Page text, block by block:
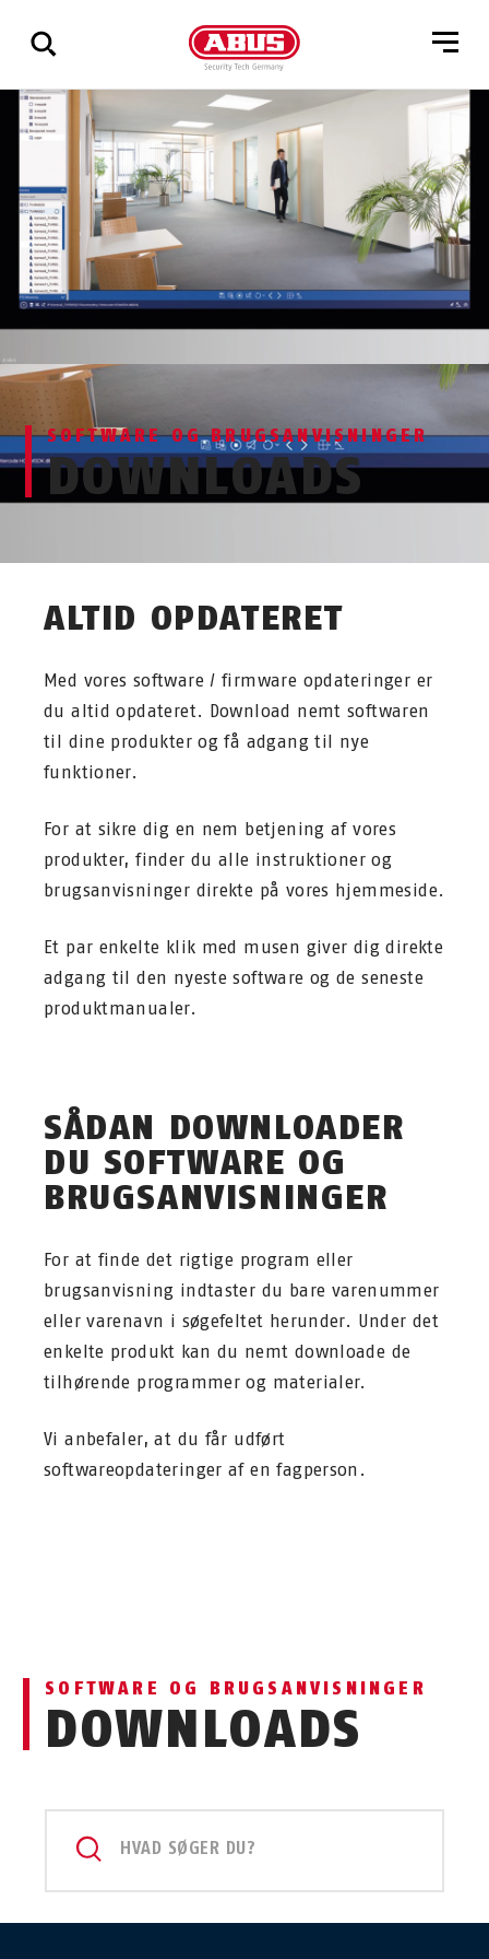
Vis
resultater
SOFTWARE OG BRUGSANVISNINGER
DOWNLOADS
ALTID OPDATERET
Med vores software / firmware opdateringer er
du altid opdateret. Download nemt softwaren
til dine produkter og få adgang til nye
funktioner.
For at sikre dig en nem betjening af vores
produkter, finder du alle instruktioner og
brugsanvisninger direkte på vores hjemmeside.
Et par enkelte klik med musen giver dig direkte
adgang til den nyeste software og de seneste
produktmanualer.
SÅDAN DOWNLOADER
DU SOFTWARE OG
BRUGSANVISNINGER
For at finde det rigtige program eller
brugsanvisning indtaster du bare varenummer
eller varenavn i søgefeltet herunder. Under det
enkelte produkt kan du nemt downloade de
tilhørende programmer og materialer.
Vi anbefaler, at du får udført
softwareopdateringer af en fagperson.
SOFTWARE OG BRUGSANVISNINGER
DOWNLOADS
HVAD SØGER DU?